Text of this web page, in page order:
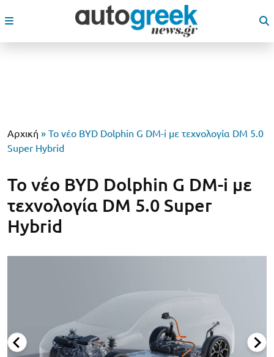
Αρχική » Το νέο BYD Dolphin G DM-i με τεχνολογία DM 5.0
Super Hybrid
Το νέο BYD Dolphin G DM-i με
τεχνολογία DM 5.0 Super
Hybrid